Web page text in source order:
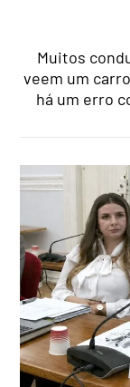
Muitos
veem um
há um erro